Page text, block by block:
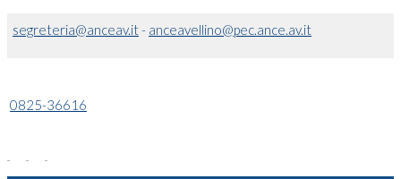
segreteria@anceav.it- anceavellino@pec.ance.av.it
0825-36616